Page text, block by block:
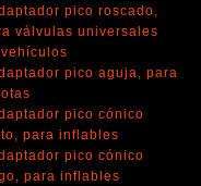
pico roscado,
válvulas universales
pico aguja, para
pico cónico
para inflables
pico cónico
para inflables